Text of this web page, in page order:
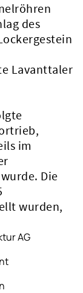
des
Lavanttaler
im
Die
wurden,
AG